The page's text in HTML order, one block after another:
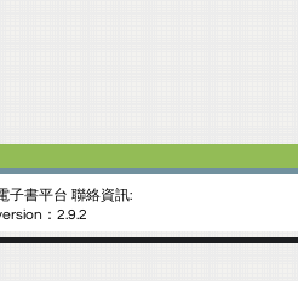
子書平台 聯絡資訊:
：2.9.2